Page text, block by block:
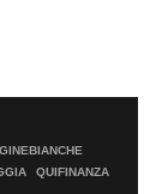
QUIFINANZA